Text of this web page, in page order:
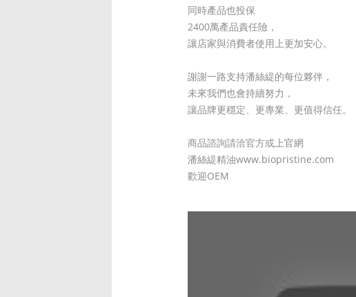
同時產品也投保
2400萬產品責任險，
讓店家與消費者使用上更加安心。
謝謝一路支持潘絲緹的每位夥伴，
未來我們也會持續努力，
讓品牌更穩定、更專業、更值得信任。
商品諮詢請洽官方或上官網
潘絲緹精油www.biopristine.com
歡迎OEM